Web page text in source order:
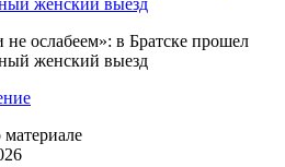
ослабеем»: в Братске прошел
женский выезд